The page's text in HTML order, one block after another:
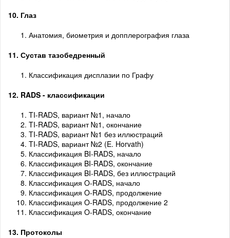
10. Глаз
Анатомия, биометрия и допплерография глаза
11. Сустав тазобедренный
Классификация дисплазии по Графу
12. RADS - классификации
TI-RADS, вариант №1, начало
TI-RADS, вариант №1, окончание
TI-RADS, вариант №1 без иллюстраций
TI-RADS, вариант №2 (E. Horvath)
Классификация BI-RADS, начало
Классификация BI-RADS, окончание
Классификация BI-RADS, без иллюстраций
Классификация O-RADS, начало
Классификация O-RADS, продолжение
Классификация O-RADS, продолжение 2
Классификация O-RADS, окончание
13. Протоколы